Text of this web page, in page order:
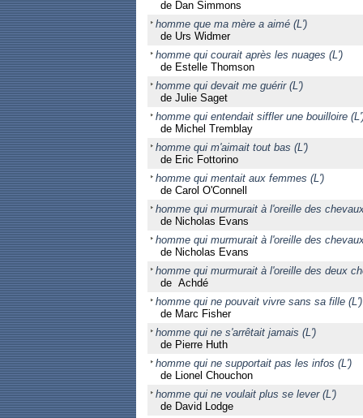
de Dan Simmons
homme que ma mère a aimé (L')
de Urs Widmer
homme qui courait après les nuages (L')
de Estelle Thomson
homme qui devait me guérir (L')
de Julie Saget
homme qui entendait siffler une bouilloire
de Michel Tremblay
homme qui m'aimait tout bas (L')
de Eric Fottorino
homme qui mentait aux femmes (L')
de Carol O'Connell
homme qui murmurait à l'oreille des
de Nicholas Evans
homme qui murmurait à l'oreille des
de Nicholas Evans
homme qui murmurait à l'oreille des deux
de Achdé
homme qui ne pouvait vivre sans sa fille (L')
de Marc Fisher
homme qui ne s'arrêtait jamais (L')
de Pierre Huth
homme qui ne supportait pas les infos (L')
de Lionel Chouchon
homme qui ne voulait plus se lever (L')
de David Lodge